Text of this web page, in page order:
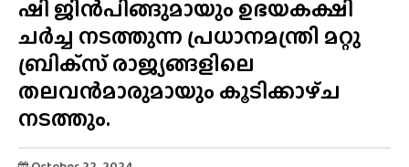
ഷി ജിൻപിങ്ങുമായും ഉഭയകക്ഷി
ചർച്ച നടത്തുന്ന പ്രധാനമന്ത്രി മറ്റു
ബ്രിക്‌സ് രാജ്യങ്ങളിലെ
തലവൻമാരുമായും കൂടിക്കാഴ്‌ച
നടത്തും.